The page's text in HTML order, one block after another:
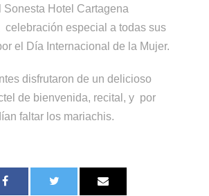
Sonesta Hotel Cartagena
celebración especial a todas sus
el Día Internacional de la Mujer.
disfrutaron de un delicioso
de bienvenida, recital, y por
faltar los mariachis.